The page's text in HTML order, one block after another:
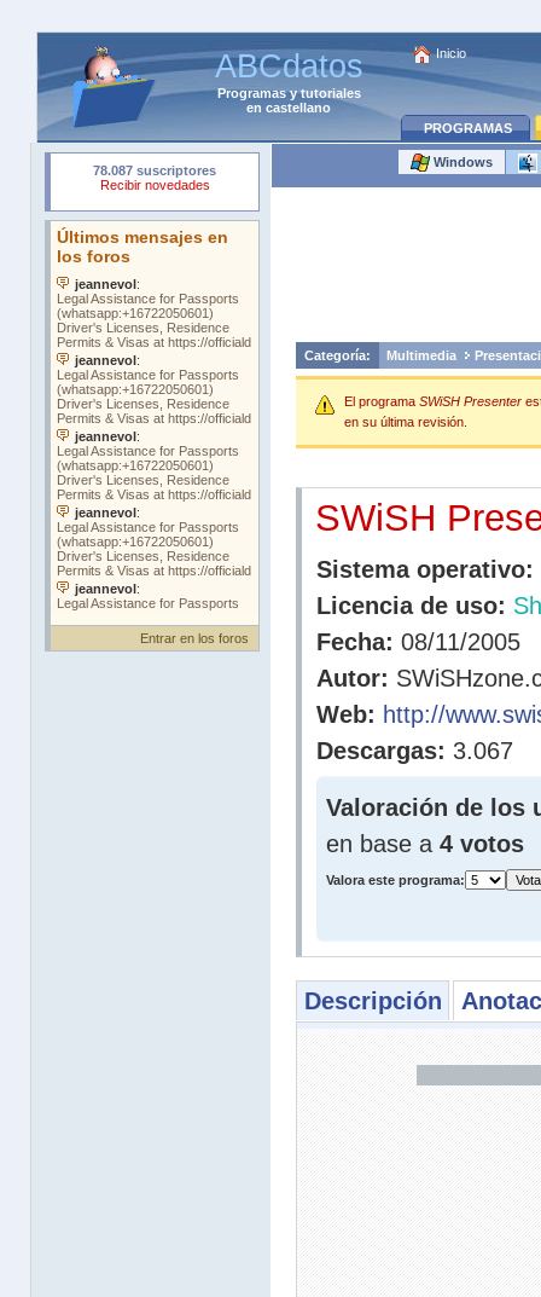
ABCdatos
Programasytutoriales
en castellano
Inicio
PROGRAMAS
Entrar en los foros
Windows
Categoría: Multimedia
El programa SWiSH Presenter
en su última revisión.
SWiSH
Sistema operativo:
Licencia de uso:
Fecha: 08/11/2005
Autor:
Web: http://
Descargas: 3.067
Valoración de los
en base a 4 votos
Valora este programa:
Descripción